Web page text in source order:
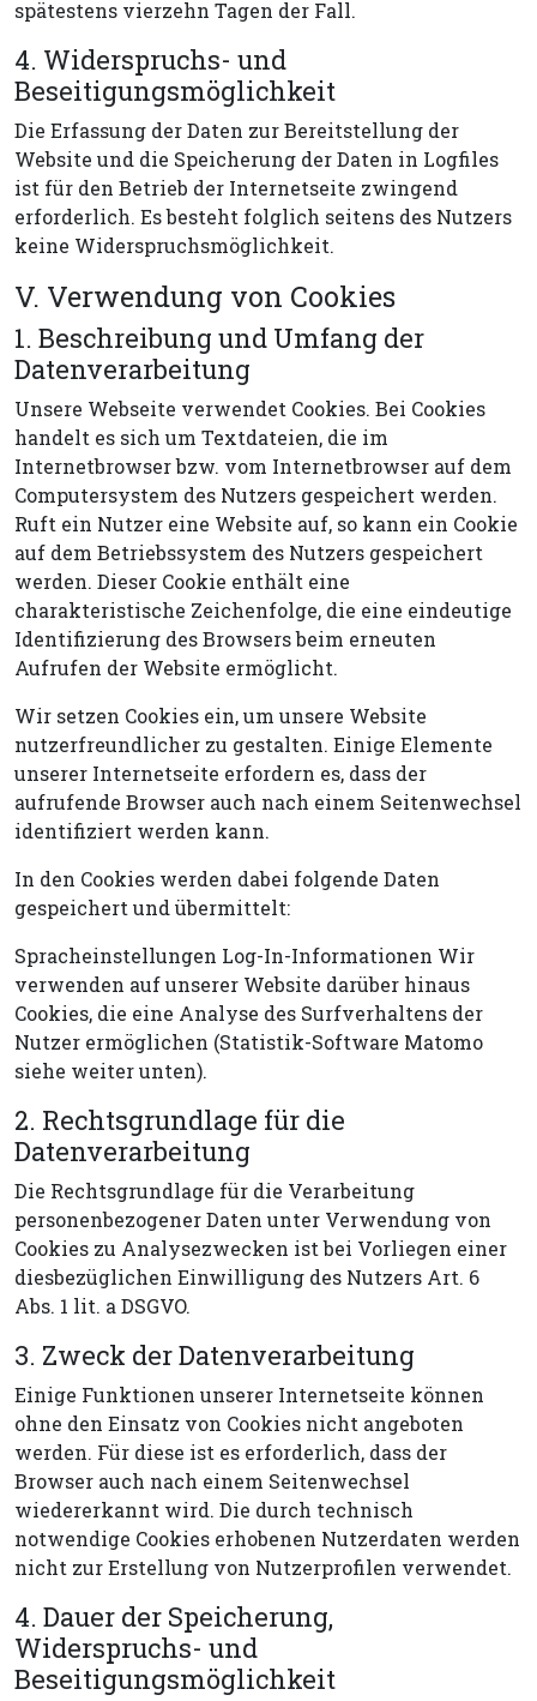
spätestens vierzehn Tagen der Fall.
4. Widerspruchs- und
Beseitigungsmöglichkeit
Die Erfassung der Daten zur Bereitstellung der
Website und die Speicherung der Daten in Logfiles
ist für den Betrieb der Internetseite zwingend
erforderlich. Es besteht folglich seitens des Nutzers
keine Widerspruchsmöglichkeit.
V. Verwendung von Cookies
1. Beschreibung und Umfang der
Datenverarbeitung
Unsere Webseite verwendet Cookies. Bei Cookies
handelt es sich um Textdateien, die im
Internetbrowser bzw. vom Internetbrowser auf dem
Computersystem des Nutzers gespeichert werden.
Ruft ein Nutzer eine Website auf, so kann ein Cookie
auf dem Betriebssystem des Nutzers gespeichert
werden. Dieser Cookie enthält eine
charakteristische Zeichenfolge, die eine eindeutige
Identifizierung des Browsers beim erneuten
Aufrufen der Website ermöglicht.
Wir setzen Cookies ein, um unsere Website
nutzerfreundlicher zu gestalten. Einige Elemente
unserer Internetseite erfordern es, dass der
aufrufende Browser auch nach einem Seitenwechsel
identifiziert werden kann.
In den Cookies werden dabei folgende Daten
gespeichert und übermittelt:
Spracheinstellungen Log-In-Informationen Wir
verwenden auf unserer Website darüber hinaus
Cookies, die eine Analyse des Surfverhaltens der
Nutzer ermöglichen (Statistik-Software Matomo
siehe weiter unten).
2. Rechtsgrundlage für die
Datenverarbeitung
Die Rechtsgrundlage für die Verarbeitung
personenbezogener Daten unter Verwendung von
Cookies zu Analysezwecken ist bei Vorliegen einer
diesbezüglichen Einwilligung des Nutzers Art. 6
Abs. 1 lit. a DSGVO.
3. Zweck der Datenverarbeitung
Einige Funktionen unserer Internetseite können
ohne den Einsatz von Cookies nicht angeboten
werden. Für diese ist es erforderlich, dass der
Browser auch nach einem Seitenwechsel
wiedererkannt wird. Die durch technisch
notwendige Cookies erhobenen Nutzerdaten werden
nicht zur Erstellung von Nutzerprofilen verwendet.
4. Dauer der Speicherung,
Widerspruchs- und
Beseitigungsmöglichkeit